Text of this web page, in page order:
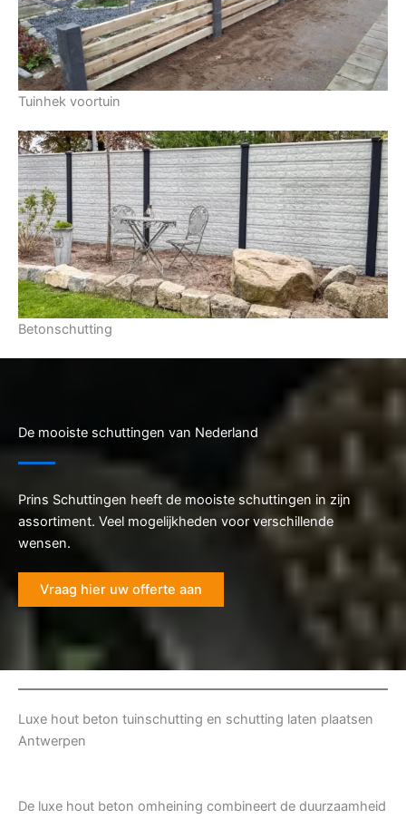
Tuinhek voortuin
Betonschutting
De mooiste schuttingen van Nederland
Prins Schuttingen heeft de mooiste schuttingen in zijn
assortiment. Veel mogelijkheden voor verschillende
wensen.
Vraag hier uw offerte aan
Luxe hout beton tuinschutting en schutting laten plaatsen
Antwerpen
De luxe hout beton omheining combineert de duurzaamheid